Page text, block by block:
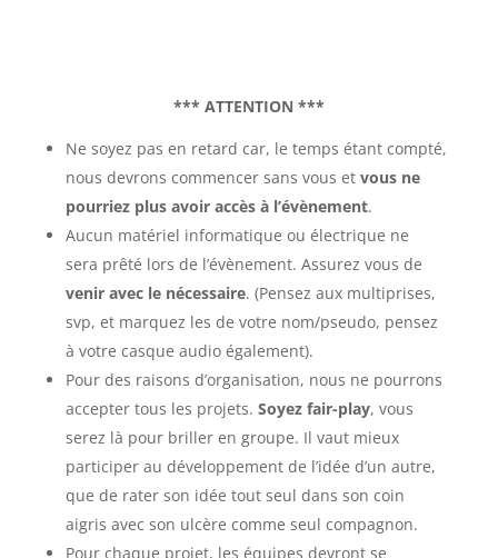
*** ATTENTION ***
Ne soyez pas en retard car, le temps étant compté,
nous devrons commencer sans vous et vous ne
pourriez plus avoir accès à l’évènement.
Aucun matériel informatique ou électrique ne
sera prêté lors de l’évènement. Assurez vous de
venir avec le nécessaire. (Pensez aux multiprises,
svp, et marquez les de votre nom/pseudo, pensez
à votre casque audio également).
Pour des raisons d’organisation, nous ne pourrons
accepter tous les projets. Soyez fair-play, vous
serez là pour briller en groupe. Il vaut mieux
participer au développement de l’idée d’un autre,
que de rater son idée tout seul dans son coin
aigris avec son ulcère comme seul compagnon.
Pour chaque projet, les équipes devront se